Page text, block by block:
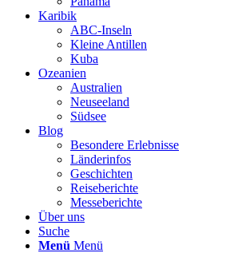
Karibik
ABC-Inseln
Kleine Antillen
Kuba
Ozeanien
Australien
Neuseeland
Südsee
Blog
Besondere Erlebnisse
Länderinfos
Geschichten
Reiseberichte
Messeberichte
Über uns
Suche
Menü Menü